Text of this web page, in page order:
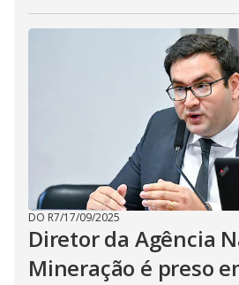
DO R7/17/09/2025
Diretor da Agência
Mineração é preso